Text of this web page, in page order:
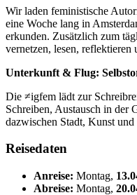
Wir laden feministische
eine Woche lang in
erkunden. Zusätzlich zum
vernetzen, lesen, reflektieren
Unterkunft & Flug:
Die ≠igfem lädt zur
Schreiben, Austausch in der
dazwischen Stadt, Kunst und
Reisedaten
Anreise: Montag,
Abreise: Montag,